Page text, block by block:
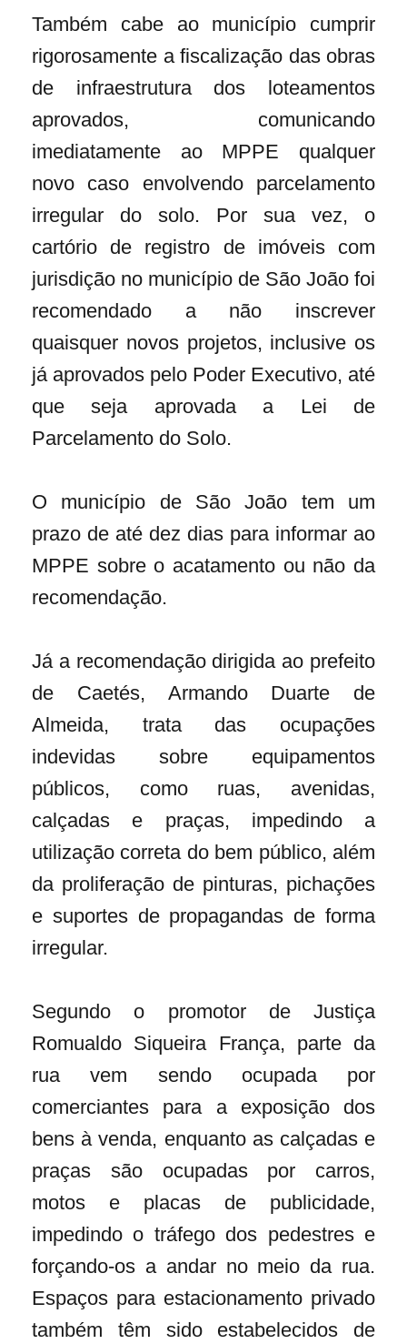
Também cabe ao município cumprir
rigorosamente a fiscalização das obras
de infraestrutura dos loteamentos
aprovados, comunicando
imediatamente ao MPPE qualquer
novo caso envolvendo parcelamento
irregular do solo. Por sua vez, o
cartório de registro de imóveis com
jurisdição no município de São João foi
recomendado a não inscrever
quaisquer novos projetos, inclusive os
já aprovados pelo Poder Executivo, até
que seja aprovada a Lei de
Parcelamento do Solo.
O município de São João tem um
prazo de até dez dias para informar ao
MPPE sobre o acatamento ou não da
recomendação.
Já a recomendação dirigida ao prefeito
de Caetés, Armando Duarte de
Almeida, trata das ocupações
indevidas sobre equipamentos
públicos, como ruas, avenidas,
calçadas e praças, impedindo a
utilização correta do bem público, além
da proliferação de pinturas, pichações
e suportes de propagandas de forma
irregular.
Segundo o promotor de Justiça
Romualdo Siqueira França, parte da
rua vem sendo ocupada por
comerciantes para a exposição dos
bens à venda, enquanto as calçadas e
praças são ocupadas por carros,
motos e placas de publicidade,
impedindo o tráfego dos pedestres e
forçando-os a andar no meio da rua.
Espaços para estacionamento privado
também têm sido estabelecidos de